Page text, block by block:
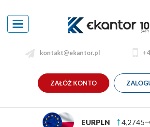
Toggle
navigation
kontakt@ekantor.pl
ZAŁÓŻ KONTO
EURPLN 4,2745